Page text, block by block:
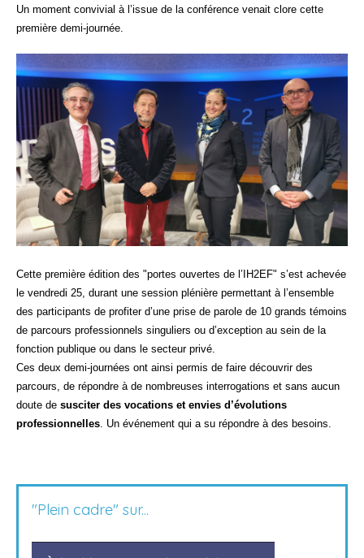
Un moment convivial à l’issue de la conférence venait clore cette
première demi-journée.
Cette première édition des "portes ouvertes de l’IH2EF" s’est achevée
le vendredi 25, durant une session plénière permettant à l’ensemble
des participants de profiter d’une prise de parole de 10 grands témoins
de parcours professionnels singuliers ou d’exception au sein de la
fonction publique ou dans le secteur privé.
Ces deux demi-journées ont ainsi permis de faire découvrir des
parcours, de répondre à de nombreuses interrogations et sans aucun
doute de susciter des vocations et envies d’évolutions
professionnelles. Un événement qui a su répondre à des besoins.
"Plein cadre" sur...